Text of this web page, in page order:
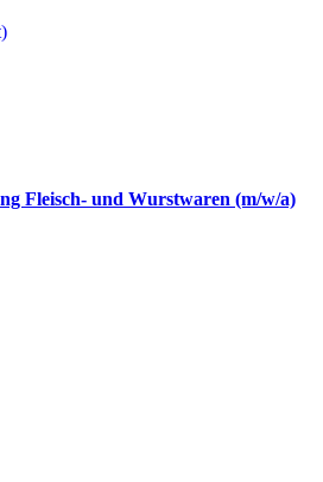
Fleisch- und Wurstwaren (m/w/a)